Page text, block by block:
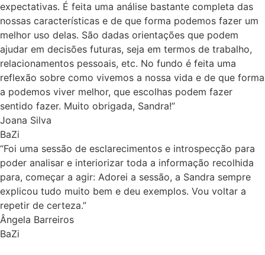
expectativas. É feita uma análise bastante completa das
nossas características e de que forma podemos fazer um
melhor uso delas. São dadas orientações que podem
ajudar em decisões futuras, seja em termos de trabalho,
relacionamentos pessoais, etc. No fundo é feita uma
reflexão sobre como vivemos a nossa vida e de que forma
a podemos viver melhor, que escolhas podem fazer
sentido fazer. Muito obrigada, Sandra!”
Joana Silva
BaZi
“Foi uma sessão de esclarecimentos e introspecção para
poder analisar e interiorizar toda a informação recolhida
para, começar a agir: Adorei a sessão, a Sandra sempre
explicou tudo muito bem e deu exemplos. Vou voltar a
repetir de certeza.”
Ângela Barreiros
BaZi